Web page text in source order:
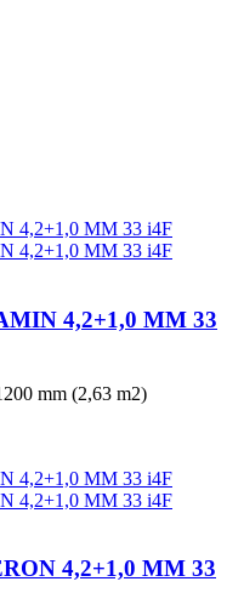
4,2+1,0 MM 33
mm (2,63 m2)
4,2+1,0 MM 33